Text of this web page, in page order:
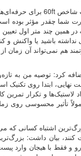
شما چقدر مؤثر بوده
در همین چند متر اول
باشید یا واکنش و
هم نمی‌تواند آن زمان
کرد: توصیه من به
ابتدا روی تکنیک
لاستیک‌ها و تکرار تمرین
فوت، معمولاً تأثیر محسوسی
اشتباه کسانی که
بیان داشت:
و فقط با هیجان وارد